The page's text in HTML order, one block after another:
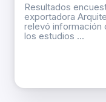
Resultados
exportadora
relevó información
los estudios ...